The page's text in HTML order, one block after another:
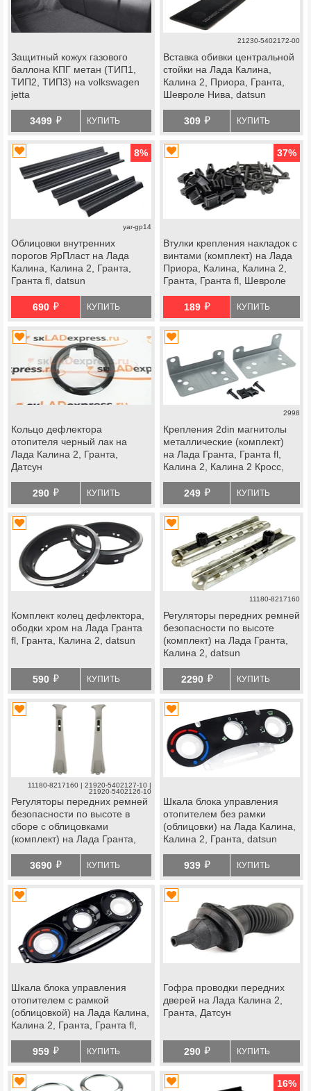
Защитный кожух газового
баллона КПГ метан (ТИП1,
ТИП2, ТИП3) на volkswagen
jetta
3499 й КУПИТЬ
21230-5402172-00
Вставка обивки центральной
стойки на Лада Калина,
Калина 2, Приора, Гранта,
Шевроле Нива, datsun
309 й КУПИТЬ
8%
yar-gp14
Облицовки внутренних
порогов ЯрПласт на Лада
Калина, Калина 2, Гранта,
Гранта fl, datsun
690 й КУПИТЬ
37%
Втулки крепления накладок с
винтами (комплект) на Лада
Приора, Калина, Калина 2,
Гранта, Гранта fl, Шевроле
189 й КУПИТЬ
Кольцо дефлектора
отопителя черный лак на
Лада Калина 2, Гранта,
Датсун
290 й КУПИТЬ
2998
Крепления 2din магнитолы
металлические (комплект)
на Лада Гранта, Гранта fl,
Калина 2, Калина 2 Кросс,
249 й КУПИТЬ
Комплект колец дефлектора,
ободки хром на Лада Гранта
fl, Гранта, Калина 2, datsun
590 й КУПИТЬ
11180-8217160
Регуляторы передних ремней
безопасности по высоте
(комплект) на Лада Гранта,
Калина 2, datsun
2290 й КУПИТЬ
11180-8217160 | 21920-5402127-10 |
21920-5402126-10
Регуляторы передних ремней
безопасности по высоте в
сборе с облицовками
(комплект) на Лада Гранта,
3690 й КУПИТЬ
Шкала блока управления
отопителем без рамки
(облицовки) на Лада Калина,
Калина 2, Гранта, datsun
939 й КУПИТЬ
Шкала блока управления
отопителем с рамкой
(облицовкой) на Лада Калина,
Калина 2, Гранта, Гранта fl,
959 й КУПИТЬ
Гофра проводки передних
дверей на Лада Калина 2,
Гранта, Датсун
290 й КУПИТЬ
16%